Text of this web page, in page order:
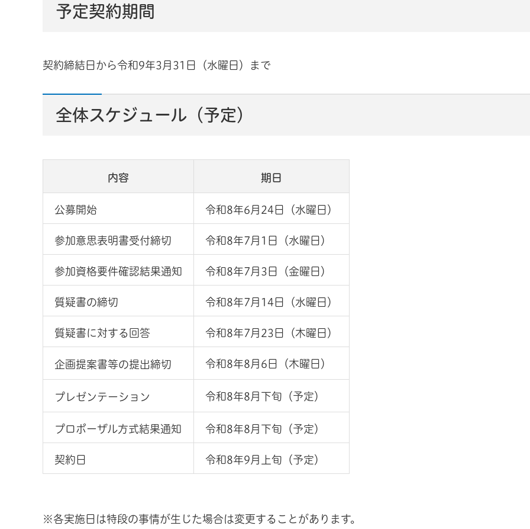
予定契約期間
契約締結日から令和9年3月31日（水曜日）まで
全体スケジュール（予定）
内容 期日
公募開始 令和8年6月24日（水曜日）
参加意思表明書受付締切 令和8年7月1日（水曜日）
参加資格要件確認結果通知 令和8年7月3日（金曜日）
質疑書の締切 令和8年7月14日（水曜日）
質疑書に対する回答 令和8年7月23日（木曜日）
企画提案書等の提出締切 令和8年8月6日（木曜日）
プレゼンテーション 令和8年8月下旬（予定）
プロポーザル方式結果通知 令和8年8月下旬（予定）
契約日 令和8年9月上旬（予定）
※各実施日は特段の事情が生じた場合は変更することがあります。